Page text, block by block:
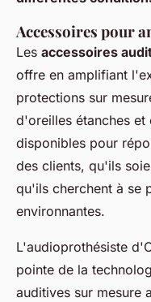
Accessoires pour
Les accessoires
offre en amplifiant
protections sur
d'oreilles étanches
disponibles pour
des clients, qu'ils
qu'ils cherchent à se
environnantes.
L'audioprothésiste
pointe de la
auditives sur mesure